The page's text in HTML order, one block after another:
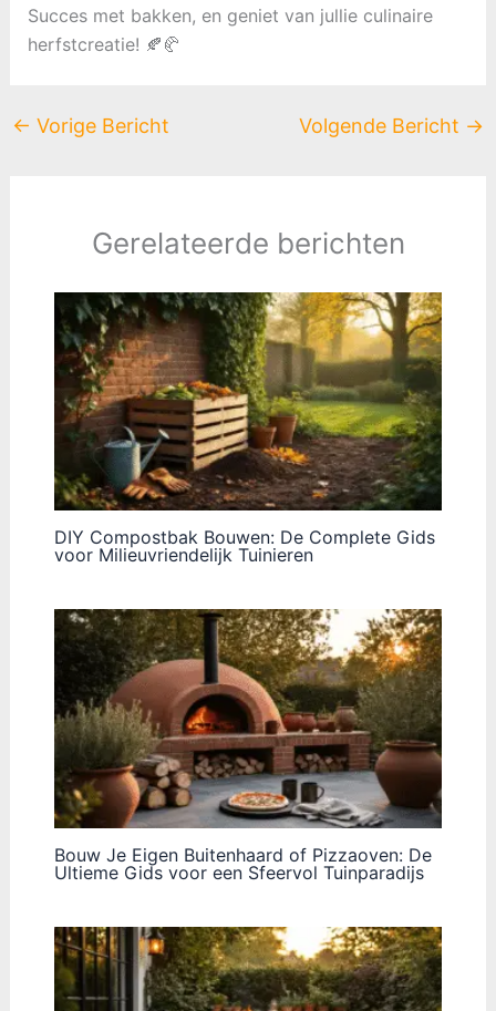
Succes met bakken, en geniet van jullie culinaire
herfstcreatie! 🍂🥐
← Vorige Bericht Volgende Bericht →
Gerelateerde berichten
DIY Compostbak Bouwen: De Complete Gids
voor Milieuvriendelijk Tuinieren
Bouw Je Eigen Buitenhaard of Pizzaoven: De
Ultieme Gids voor een Sfeervol Tuinparadijs